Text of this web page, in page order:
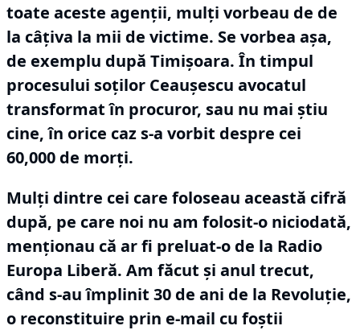
toate aceste agenții, mulți vorbeau de de
la câțiva la mii de victime. Se vorbea așa,
de exemplu după Timișoara. În timpul
procesului soților Ceaușescu avocatul
transformat în procuror, sau nu mai știu
cine, în orice caz s-a vorbit despre cei
60,000 de morți.
Mulți dintre cei care foloseau această cifră
după, pe care noi nu am folosit-o niciodată,
menționau că ar fi preluat-o de la Radio
Europa Liberă. Am făcut și anul trecut,
când s-au împlinit 30 de ani de la Revoluție,
o reconstituire prin e-mail cu foștii